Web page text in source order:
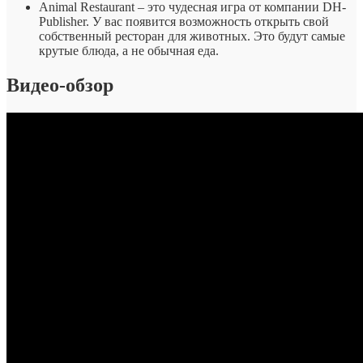
Animal Restaurant – это чудесная игра от компании DH-
Publisher. У вас появится возможность открыть свой
собственный ресторан для животных. Это будут самые
крутые блюда, а не обычная еда.
Видео-обзор